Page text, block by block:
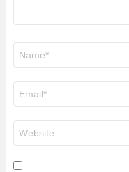
mail
*
web